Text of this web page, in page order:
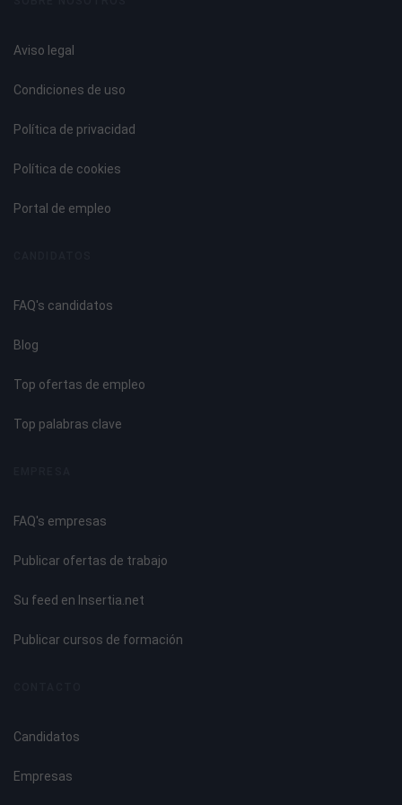
Aviso legal
Condiciones de uso
Política de privacidad
Política de cookies
Portal de empleo
FAQ's candidatos
Blog
Top ofertas de empleo
Top palabras clave
FAQ's empresas
Publicar ofertas de trabajo
Su feed en Insertia.net
Publicar cursos de formación
Candidatos
Empresas